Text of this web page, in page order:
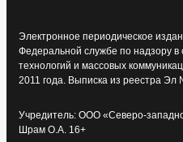
Электронное периодическое
Федеральной службе по надзору
технологий и массовых
2011 года. Выписка из реестра
Учредитель: ООО «Северо-
Шрам О.А. 16+